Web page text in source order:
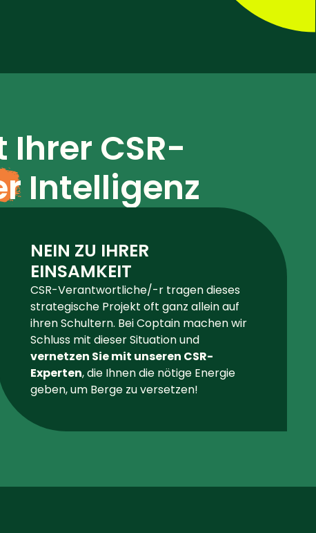
CSR-
Intelligenz
NEIN ZU IHRER
EINSAMKEIT
CSR-Verantwortliche/-r tragen dieses
strategische Projekt oft ganz allein auf
ihren Schultern. Bei Coptain machen wir
Schluss mit dieser Situation und
vernetzen Sie mit unseren CSR-
Experten, die Ihnen die nötige Energie
geben, um Berge zu versetzen!